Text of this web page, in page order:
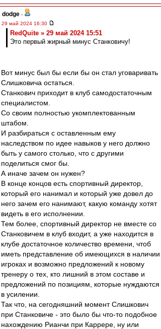
dodge -
29 май 2024 16:30
RedQuite » 29 май 2024 15:51
Это первый жирный минус Станковичу!
Вот минус был бы если бы он стал уговаривать
Слишковича остаться.
Станкович приходит в клуб самодостаточным
специалистом.
Со своим полностью укомплектованным
штабом.
И разбираться с оставленным ему
наследством по идее навыков у него должно
быть у самого столько, что с другими
поделиться смог бы.
А иначе зачем он нужен?
В конце концов есть спортивный директор,
который его нанимал и который уже довел до
него зачем его нанимают, какую команду хотят
видеть в его исполнении.
Тем более, спортивный директор не вместе со
Станковичем в клуб входит, а уже находится в
клубе достаточное количество времени, чтоб
иметь представление об имеющихся в наличии
игроках и возможно предложений к новому
тренеру о тех, кто лишний в этом составе и
предложений по позициям, которые нуждаются
в усилении.
Так что, на сегодняшний момент Слишкович
при Станковиче - это было бы что-то подобное
нахождению Рианчи при Каррере, ну или